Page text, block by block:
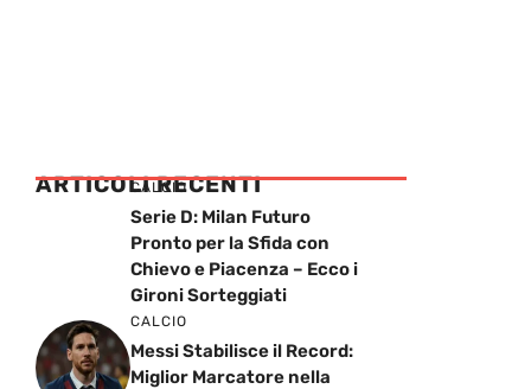
ARTICOLI RECENTI
CALCIO
Serie D: Milan Futuro
Pronto per la Sfida con
Chievo e Piacenza – Ecco i
Gironi Sorteggiati
CALCIO
Messi Stabilisce il Record:
Miglior Marcatore nella